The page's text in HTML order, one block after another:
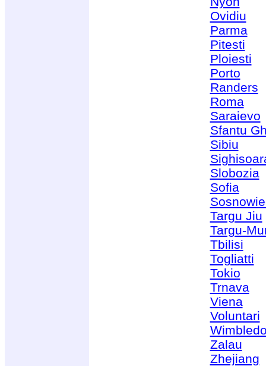
Ovidiu
Parma
Pitesti
Ploiesti
Porto
Randers
Roma
Saraievo
Sfantu
Sibiu
Slobozia
Sofia
Targu Jiu
Targu-
Tbilisi
Togliatti
Tokio
Trnava
Viena
Voluntari
Zalau
Zhejiang